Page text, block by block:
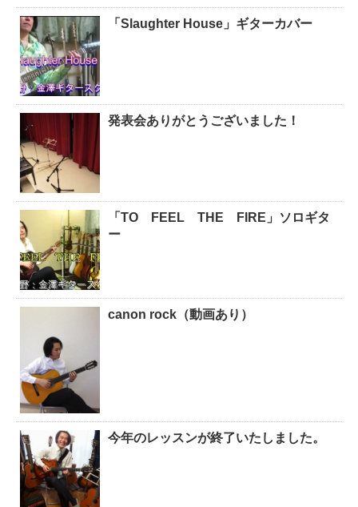
「Slaughter House」ギターカバー
発表会ありがとうございました！
「TO FEEL THE FIRE」ソロギタ
ー
canon rock（動画あり）
今年のレッスンが終了いたしました。